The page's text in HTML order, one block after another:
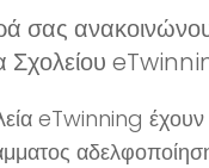
σας
Σχολείου
eTwinning έχουν